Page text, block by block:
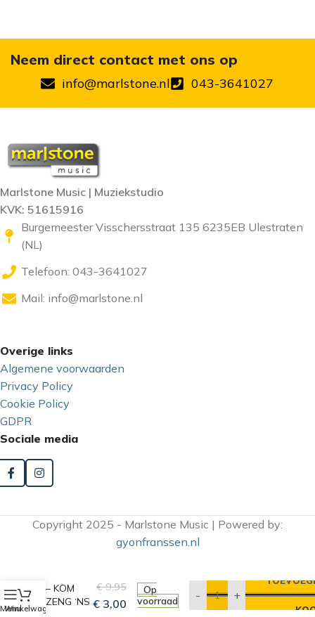
Neem direct contact met ons op
info@marlstone.nl 043-3641027
Marlstone Music | Muziekstudio
KVK: 51615916
Burgemeester Visschersstraat 135 6235EB Ulestraten
(NL)
Telefoon: 043-3641027
Mail: info@marlstone.nl
Overige links
Algemene voorwaarden
Privacy Policy
Cookie Policy
GDPR
Sociale media
Copyright 2025 - Marlstone Music | Powered by:
gyonfranssen.nl
Menu
Winkelwagen
– KOM
ZENG ‘NS
€9,95
€ 3,00
Op
voorraad
- +